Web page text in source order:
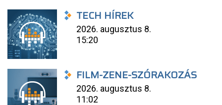
TECH HÍREK
2026. augusztus 8.
15:20
FILM-ZENE-SZÓRAKOZÁS
2026. augusztus 8.
11:02